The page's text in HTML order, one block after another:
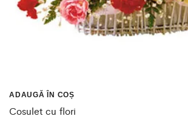
ADAUGĂ ÎN COȘ
Cosulet cu flori